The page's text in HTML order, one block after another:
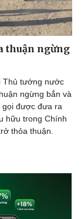
thuận ngừng
Thủ tướng nước
ngừng bắn và
gọi được đưa ra
hữu trong Chính
thỏa thuận.